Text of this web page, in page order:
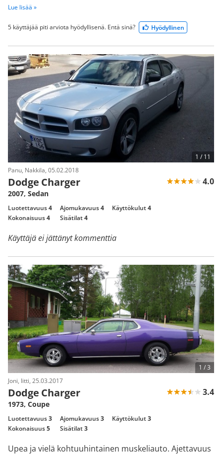
Lue lisää »
5 käyttäjää piti arviota hyödyllisenä. Entä sinä? Hyödyllinen
Panu, Nakkila, 05.02.2018
Dodge Charger 4.0
2007, Sedan
Luotettavuus4 Ajomukavuus4 Käyttökulut4
Kokonaisuus4 Sisätilat4
Käyttäjä ei jättänyt kommenttia
1 /11
Joni, Iitti, 25.03.2017
Dodge Charger 3.4
1973, Coupe
Luotettavuus3 Ajomukavuus3 Käyttökulut3
Kokonaisuus5 Sisätilat3
Upea ja vielä kohtuuhintainen muskeliauto. Ajettavuus
1 /3